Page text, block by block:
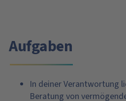
Aufgaben
In deiner Verantwortung
Beratung von